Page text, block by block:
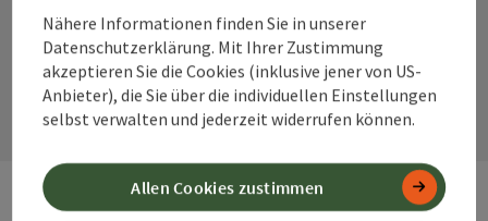
Kontaktformular
Nähere Informationen finden Sie in unserer
Datenschutzerklärung. Mit Ihrer Zustimmung
akzeptieren Sie die Cookies (inklusive jener von US-
Anbieter), die Sie über die individuellen Einstellungen
selbst verwalten und jederzeit widerrufen können.
Allen Cookies zustimmen